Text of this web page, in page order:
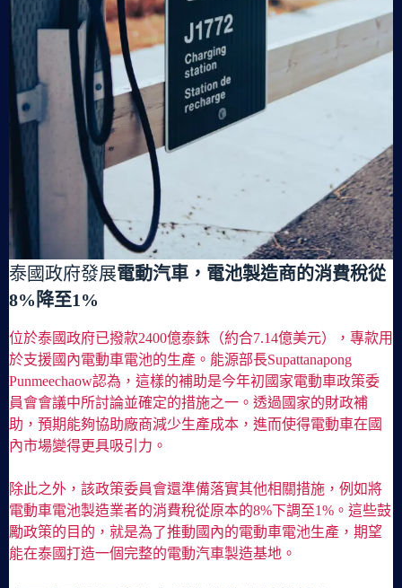
泰國政府發展電動汽車，電池製造商的消費稅從
8%降至1%
位於泰國政府已撥款2400億泰銖（約合7.14億美元），專款用
於支援國內電動車電池的生產。能源部長Supattanapong
Punmeechaow認為，這樣的補助是今年初國家電動車政策委
員會會議中所討論並確定的措施之一。透過國家的財政補
助，預期能夠協助廠商減少生產成本，進而使得電動車在國
內市場變得更具吸引力。
除此之外，該政策委員會還準備落實其他相關措施，例如將
電動車電池製造業者的消費稅從原本的8%下調至1%。這些鼓
勵政策的目的，就是為了推動國內的電動車電池生產，期望
能在泰國打造一個完整的電動汽車製造基地。